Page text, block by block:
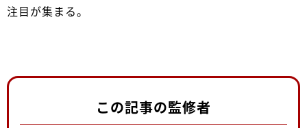
注目が集まる。
この記事の監修者